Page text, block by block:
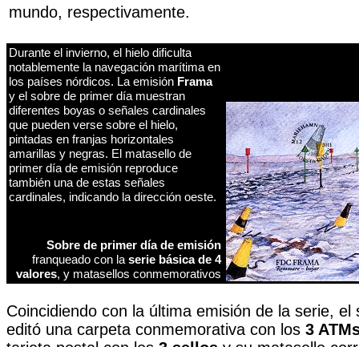
mundo, respectivamente.
Durante el invierno, el hielo dificulta
notablemente la navegación marítima en
los países nórdicos. La emisión Frama
y el sobre de primer día muestran
diferentes boyas o señales cardinales
que pueden verse sobre el hielo,
pintadas en franjas horizontales
amarillas y negras. El matasello de
primer día de emisión reproduce
también una de estas señales
cardinales, indicando la dirección oeste.
Sobre de primer día de emisión
franqueado con la serie básica de 4
valores, y matasellos conmemorativos
Coincidiendo con la última emisión de la serie, el
editó una carpeta conmemorativa con los 3